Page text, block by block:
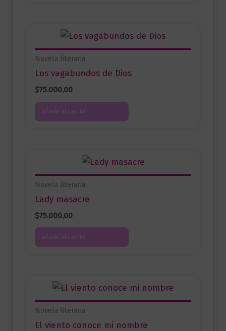
Novela literaria
Los vagabundos de Dios
$75.000,00
Añadir al carrito
Novela literaria
Lady masacre
$75.000,00
Añadir al carrito
Novela literaria
El viento conoce mi nombre